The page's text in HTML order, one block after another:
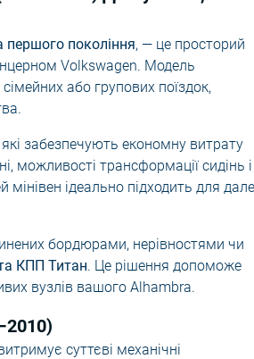
першого покоління, — це просторий
Volkswagen. Модель
або групових поїздок,
які забезпечують економну витрату
можливості трансформації сидінь і
ідеально підходить для
бордюрами, нерівностями чи
КПП Титан. Це рішення допоможе
вузлів вашого Alhambra.
суттєві механічні